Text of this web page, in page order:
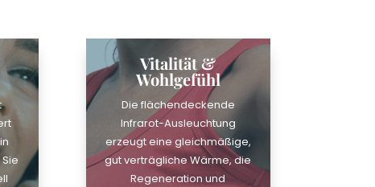
Vitalität &
Wohlgefühl
Die flächendeckende
Infrarot-Ausleuchtung
erzeugt eine gleichmäßige,
gut verträgliche Wärme, die
Regeneration und